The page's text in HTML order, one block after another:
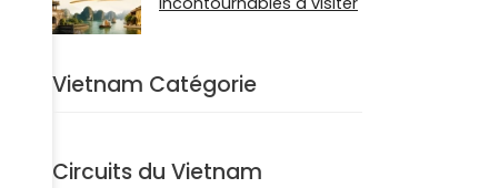
Vietnam Catégorie
Circuits du Vietnam